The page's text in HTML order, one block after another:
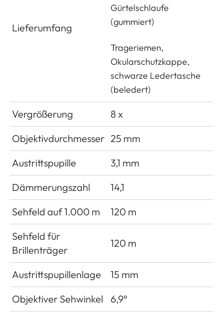
Lieferumfang
Gürtelschlaufe
(gummiert)
Trageriemen,
Okularschutzkappe,
schwarze Ledertasche
(beledert)
Vergrößerung
8 x
Objektivdurchmesser 25 mm
Austrittspupille
3,1 mm
Dämmerungszahl
14,1
Sehfeld auf 1.000 m
120 m
Sehfeld für
Brillenträger
120 m
Austrittspupillenlage
15 mm
Objektiver Sehwinkel
6,9°